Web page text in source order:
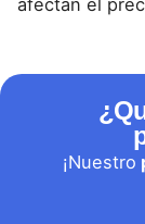
afectan el
¡Nuestro